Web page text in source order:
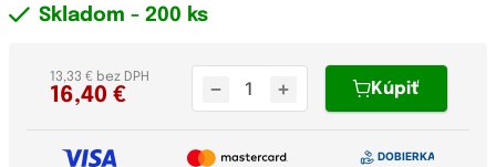
Skladom - 200 ks
16,40 €
13,33 € bez DPH
Kúpiť